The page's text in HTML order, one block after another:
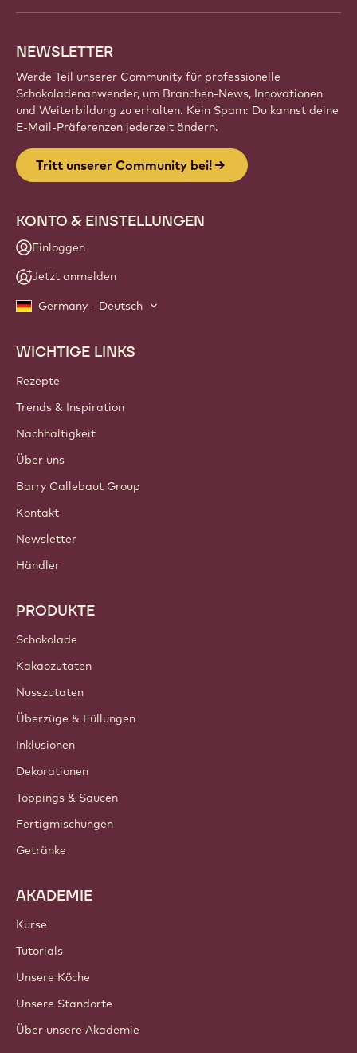
NEWSLETTER
Werde Teil unserer Community für professionelle
Schokoladenanwender, um Branchen-News, Innovationen
und Weiterbildung zu erhalten. Kein Spam: Du kannst deine
E-Mail-Präferenzen jederzeit ändern.
Tritt unserer Community bei!
KONTO & EINSTELLUNGEN
Einloggen
Jetzt anmelden
Germany - Deutsch
Footer
Callebaut
WICHTIGE LINKS
Rezepte
Trends & Inspiration
Nachhaltigkeit
Über uns
Barry Callebaut Group
Kontakt
Newsletter
Händler
PRODUKTE
Schokolade
Kakaozutaten
Nusszutaten
Überzüge & Füllungen
Inklusionen
Dekorationen
Toppings & Saucen
Fertigmischungen
Getränke
AKADEMIE
Kurse
Tutorials
Unsere Köche
Unsere Standorte
Über unsere Akademie